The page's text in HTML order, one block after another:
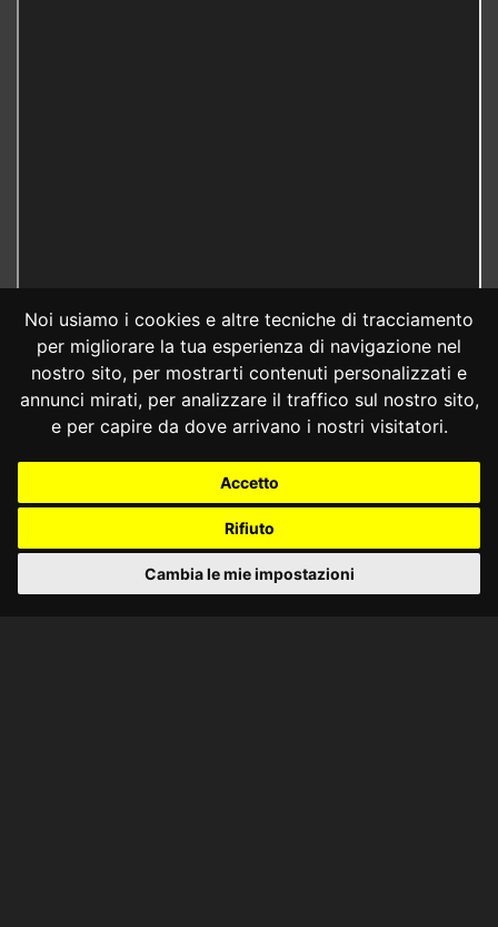
Noi usiamo i cookies e altre tecniche di tracciamento
per migliorare la tua esperienza di navigazione nel
nostro sito, per mostrarti contenuti personalizzati e
annunci mirati, per analizzare il traffico sul nostro sito,
e per capire da dove arrivano i nostri visitatori.
Accetto
Rifiuto
Cambia le mie impostazioni